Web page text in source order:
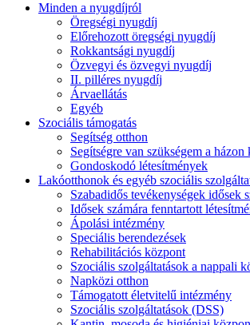
Minden a nyugdíjról
Öregségi nyugdíj
Előrehozott öregségi nyugdíj
Rokkantsági nyugdíj
Özvegyi és özvegyi nyugdíj
II. pilléres nyugdíj
Árvaellátás
Egyéb
Szociális támogatás
Segítség otthon
Segítségre van szükségem a
Gondoskodó létesítmények
Lakóotthonok és egyéb szociális
Szabadidős tevékenységek idősek
Idősek számára fenntartott
Ápolási intézmény
Speciális berendezések
Rehabilitációs központ
Szociális szolgáltatások a nappali
Napközi otthon
Támogatott életvitelű intézmény
Szociális szolgáltatások (DSS)